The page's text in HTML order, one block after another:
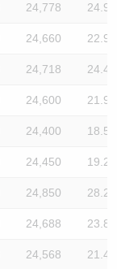
24,778 24.9
24,660 22.9
24,718 24.4
24,600 21.9
24,400 18.5
24,450 19.2
24,850 28.2
24,688 23.8
24,568 21.4